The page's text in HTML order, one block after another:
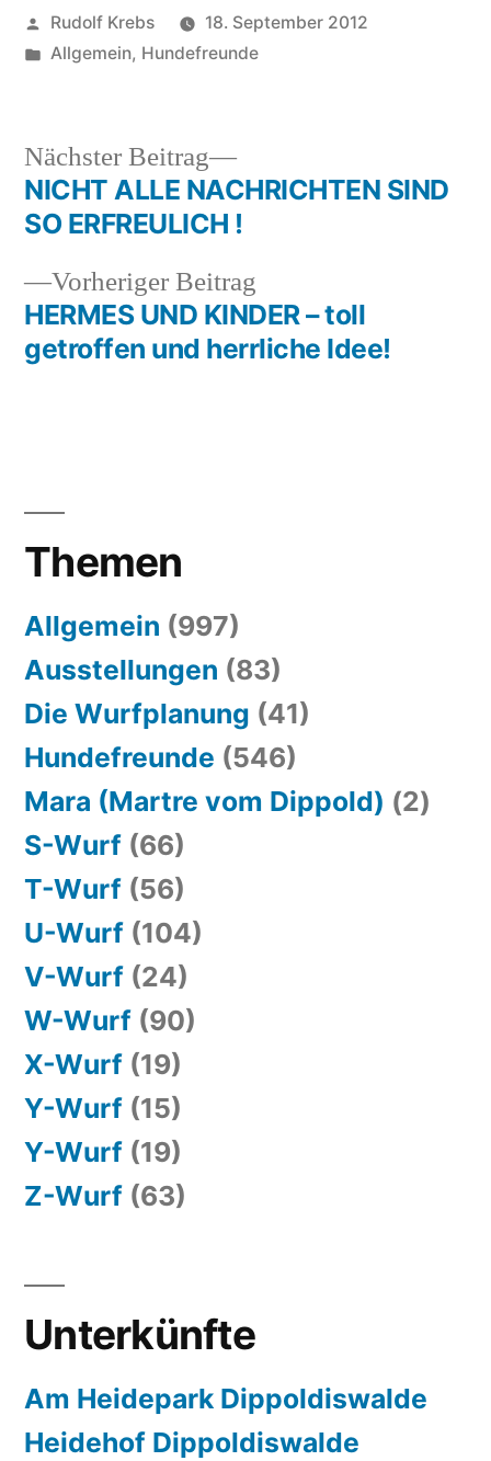
Veröffentlicht
von
Rudolf Krebs
18. September 2012
Veröffentlicht
Allgemein, Hundefreunde
Beitragsnavigation
Vorheriger Beitrag
Beitrag:
HERMES UND KINDER – toll
getroffen und herrliche Idee!
Nächster Beitrag
Nächster
Beitrag:
NICHT ALLE NACHRICHTEN SIND
SO ERFREULICH !
Themen
Allgemein (997)
Ausstellungen (83)
Die Wurfplanung (41)
Hundefreunde (546)
Mara (Martre vom Dippold) (2)
S-Wurf (66)
T-Wurf (56)
U-Wurf (104)
V-Wurf (24)
W-Wurf (90)
X-Wurf (19)
Y-Wurf (15)
Y-Wurf (19)
Z-Wurf (63)
Unterkünfte
Am Heidepark Dippoldiswalde
Heidehof Dippoldiswalde